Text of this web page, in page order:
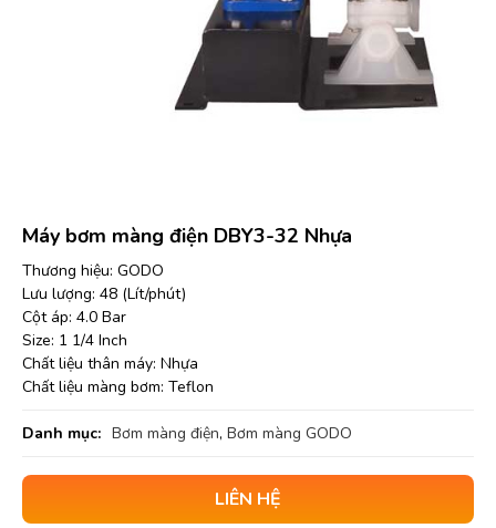
Máy bơm màng điện DBY3-32 Nhựa
Thương hiệu: GODO
Lưu lượng: 48 (Lít/phút)
Cột áp: 4.0 Bar
Size: 1 1/4 Inch
Chất liệu thân máy: Nhựa
Chất liệu màng bơm: Teflon
Danh mục: Bơm màng điện, Bơm màng GODO
LIÊN HỆ